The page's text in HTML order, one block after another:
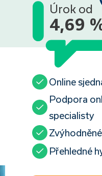
Úrok od
4,69
Online
Podpora
specialisty
Přehledné